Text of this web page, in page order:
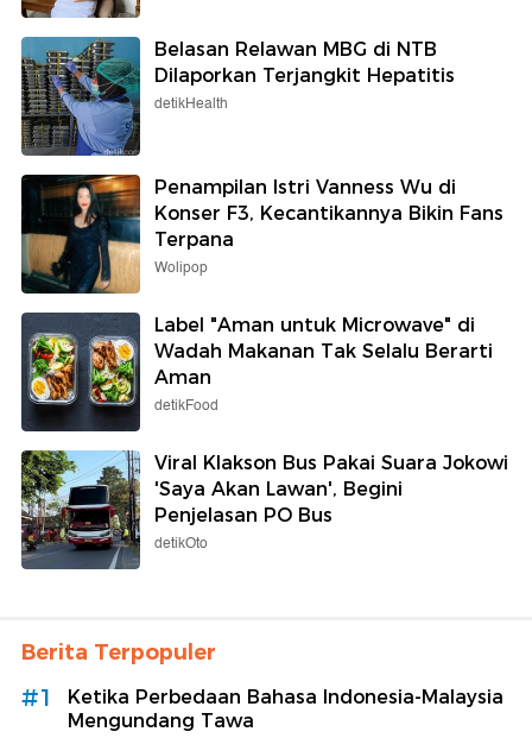
Belasan Relawan MBG di NTB
Dilaporkan Terjangkit Hepatitis
detikHealth
Penampilan Istri Vanness Wu di
Konser F3, Kecantikannya Bikin Fans
Terpana
Wolipop
Label "Aman untuk Microwave" di
Wadah Makanan Tak Selalu Berarti
Aman
detikFood
Viral Klakson Bus Pakai Suara Jokowi
'Saya Akan Lawan', Begini
Penjelasan PO Bus
detikOto
Berita Terpopuler
#1
Ketika Perbedaan Bahasa Indonesia-Malaysia
Mengundang Tawa